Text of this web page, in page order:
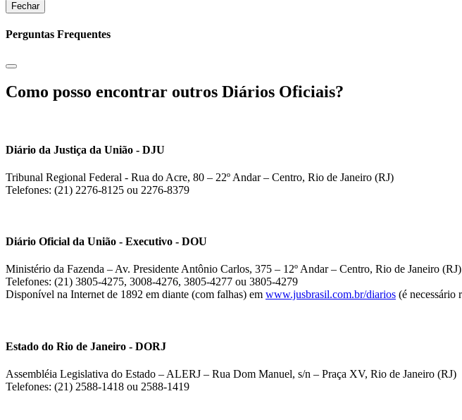
Fechar
Perguntas Frequentes
Como posso encontrar outros Diários Oficiais?
Diário da Justiça da União - DJU
Tribunal Regional Federal - Rua do Acre, 80 – 22º Andar – Centro, Rio de Janeiro (RJ)
Telefones: (21) 2276-8125 ou 2276-8379
Diário Oficial da União - Executivo - DOU
Ministério da Fazenda – Av. Presidente Antônio Carlos, 375 – 12º Andar – Centro, Rio de Janeiro (RJ)
Telefones: (21) 3805-4275, 3008-4276, 3805-4277 ou 3805-4279
Disponível na Internet de 1892 em diante (com falhas) em www.jusbrasil.com.br/diarios (é necessário
Estado do Rio de Janeiro - DORJ
Assembléia Legislativa do Estado – ALERJ – Rua Dom Manuel, s/n – Praça XV, Rio de Janeiro (RJ)
Telefones: (21) 2588-1418 ou 2588-1419